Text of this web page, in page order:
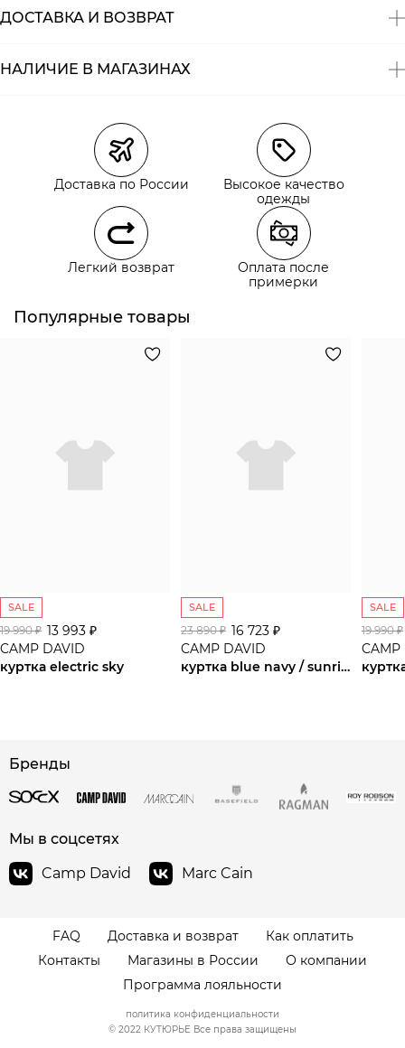
ГЛАЖЕНИЕ:не гладить горячим (макс. 110 °)
ДОСТАВКА И ВОЗВРАТ
Курьерская доставка СДЭК
Самовывоз из пункта выдачи СДЭК
Самовывоз из наших магазинов
Курьерская доставка СДЭК
Самовывоз из пункта выдачи СДЭК
НАЛИЧИЕ В МАГАЗИНАХ
Доставка по России
Высокое качество
одежды
Легкий возврат
Оплата после
примерки
Популярные товары
SALE
19 990 ₽ 13 993 ₽
CAMP DAVID
куртка electric sky
SALE
23 890 ₽ 16 723 ₽
CAMP DAVID
куртка blue navy / sunrise neon
SALE
19 990 ₽
CAMP
Бренды
Мы в соцсетях
Camp David
Marc Cain
FAQ Доставка и возврат
Как оплатить
Контакты
Магазины в России
О компании
Программа лояльности
© 2022 КУТЮРЬЕ Все права защищены
политика конфиденциальности